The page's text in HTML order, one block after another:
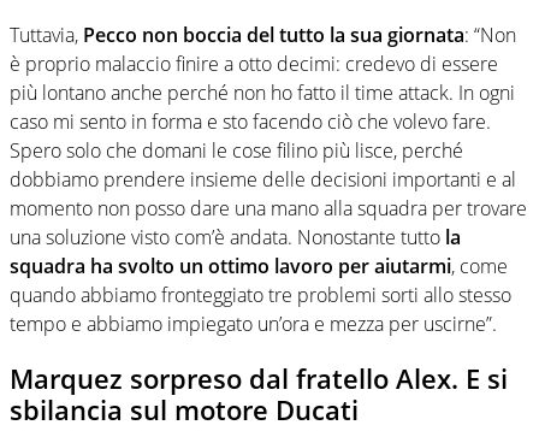
Tuttavia, Pecco non boccia del tutto la sua giornata: “Non
è proprio malaccio finire a otto decimi: credevo di essere
più lontano anche perché non ho fatto il time attack. In ogni
caso mi sento in forma e sto facendo ciò che volevo fare.
Spero solo che domani le cose filino più lisce, perché
dobbiamo prendere insieme delle decisioni importanti e al
momento non posso dare una mano alla squadra per trovare
una soluzione visto com’è andata. Nonostante tutto la
squadra ha svolto un ottimo lavoro per aiutarmi, come
quando abbiamo fronteggiato tre problemi sorti allo stesso
tempo e abbiamo impiegato un’ora e mezza per uscirne”.
Marquez sorpreso dal fratello Alex. E si
sbilancia sul motore Ducati